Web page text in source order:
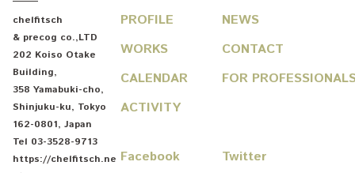
chelfitsch
& precog co.,LTD
202 Koiso Otake
Building,
358 Yamabuki-cho,
Shinjuku-ku, Tokyo
162-0801, Japan
Tel 03-3528-9713
https://chelfitsch.ne
PROFILE
NEWS
WORKS
CONTACT
CALENDAR
FOR
ACTIVITY
Facebook
Twitter